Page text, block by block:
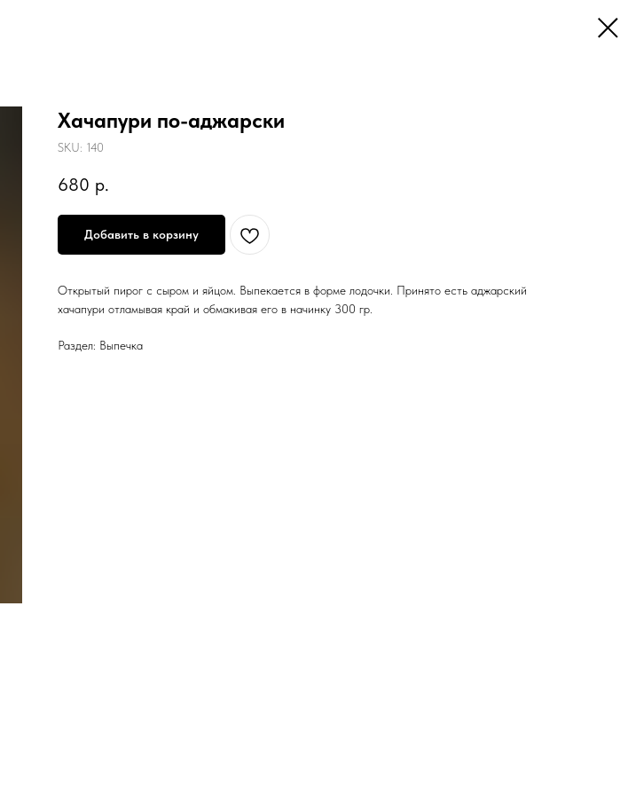
Хачапури по-аджарски
SKU: 140
680 р.
Добавить в корзину
Открытый пирог с сыром и яйцом. Выпекается в форме лодочки. Принято есть аджарский
хачапури отламывая край и обмакивая его в начинку 300 гр.
Раздел: Выпечка